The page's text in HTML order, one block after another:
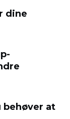
dine
behøver at